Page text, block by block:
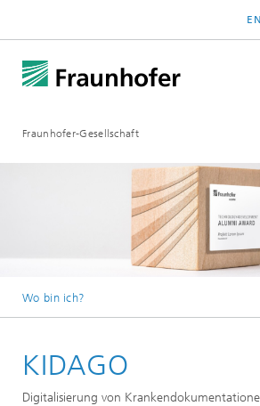
Fraunhofer-Gesellschaft
Wo bin ich?
Fraunhofer Alumni
KIDAGO
Digitalisierung von